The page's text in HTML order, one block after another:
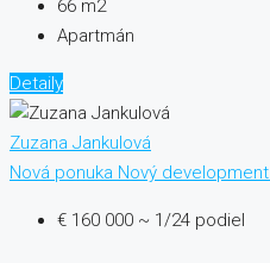
66 m2
Apartmán
Detaily
Zuzana Jankulová
Nová ponuka Nový development
€ 160 000 ~ 1/24 podiel